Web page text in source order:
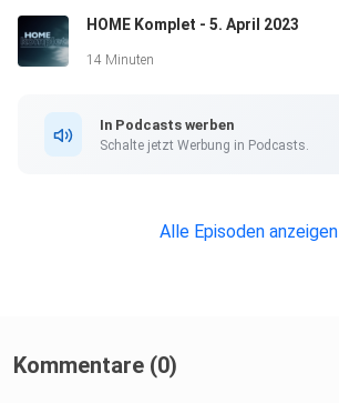
HOME Komplet - 5. April 2023
14 Minuten
In Podcasts werben
Schalte jetzt Werbung in Podcasts.
Alle Episoden anzeigen
Kommentare (0)